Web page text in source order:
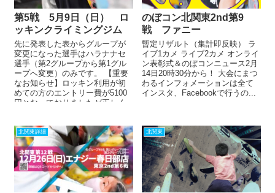
第5戦 5月9日（日） ロ
ッキンクライミングジム
先に発表した表からグループが
変更になった選手はハラナナセ
選手（第2グループから第1グル
ープへ変更）のみです。 【重要
なお知らせ】ロッキン利用が初
めての方のエントリー費が5100
円となっておりましたが正しく
のぼコン北関東2nd第9
戦 ファニー
暫定リザルト（集計即反映） ラ
イブ1カメ ライブ2カメ オンライ
ン表彰式＆のぼコンニュース2月
14日20時30分から！ 大会にまつ
わるインフォメーションは全て
インスタ、Facebookで行うの...
北関東詳細 北関東